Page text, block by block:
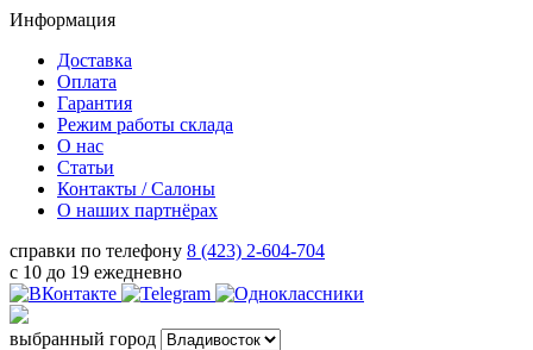
Информация
Доставка
Оплата
Гарантия
Режим работы склада
О нас
Статьи
Контакты / Салоны
О наших партнёрах
справки по телефону 8 (423) 2-604-704
с 10 до 19 ежедневно
выбранный город